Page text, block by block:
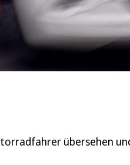
übersehen